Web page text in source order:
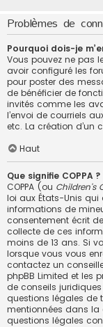
Problèmes de
Pourquoi dois-je
Vous pouvez ne pas
avoir configuré les
pour poster des
de bénéficier de
invités comme les
l’envoi de courriels
etc. La création d’un
Haut
Que signifie COPPA ?
COPPA (ou Children’s
loi aux États-Unis qui
informations de
consentement écrit
collecte de ces
moins de 13 ans. Si
lorsque vous vous
contactez un
phpBB Limited et les
de conseils
questions légales de
mentionnées dans la
questions légales